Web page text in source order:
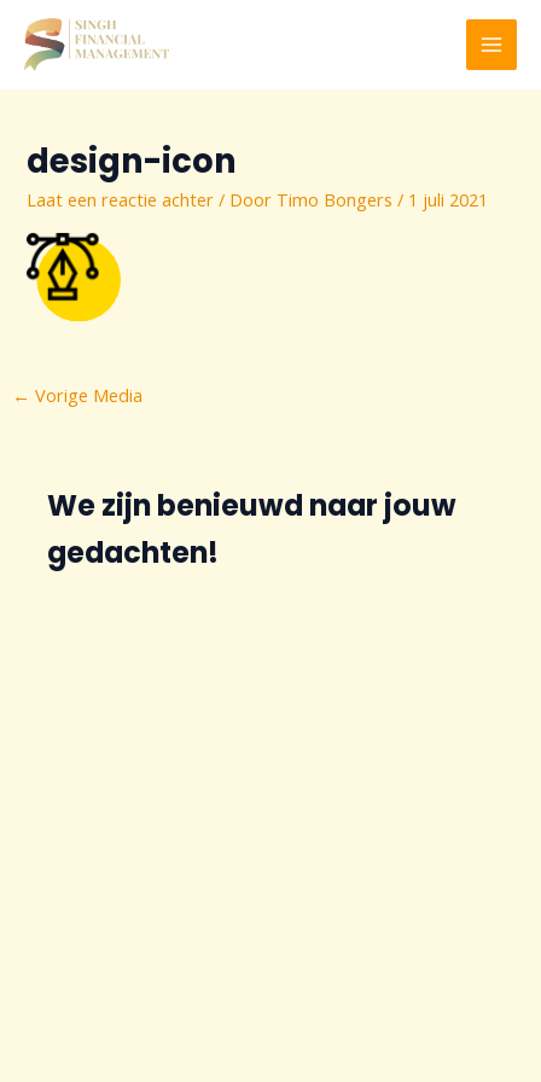
naar
inhoud
design-icon
Laat een reactie achter / Door Timo Bongers/ 1 juli 2021
Bericht
navigatie
← Vorige Media
We zijn benieuwd naar jouw
gedachten!